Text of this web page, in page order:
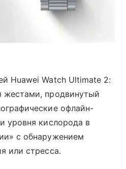
Huawei Watch Ultimate 2:
жестами, продвинутый
офлайн-
уровня кислорода в
с обнаружением
или стресса.